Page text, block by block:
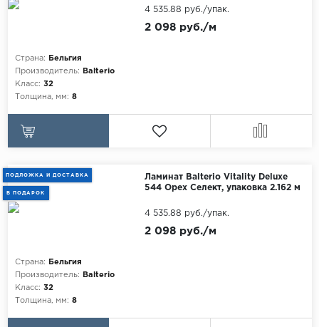
Страна:
Бельгия
Производитель:
Balterio
Класс: 32
Толщина, мм: 8
2 098 руб./м
4 535.88 руб./упак.
ПОДЛОЖКА И ДОСТАВКА
В ПОДАРОК
Ламинат Balterio Vitality Deluxe
544 Орех Селект, упаковка 2.162 м
Страна:
Бельгия
Производитель:
Balterio
Класс: 32
Толщина, мм: 8
2 098 руб./м
4 535.88 руб./упак.